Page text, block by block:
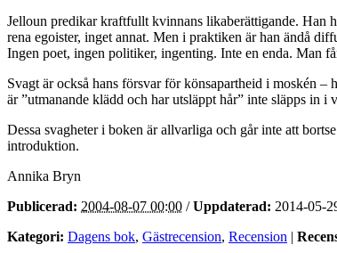
Jelloun predikar kraftfullt kvinnans likaberättigande. Han
rena egoister, inget annat. Men i praktiken är han ändå
Ingen poet, ingen politiker, ingenting. Inte en enda. Man
Svagt är också hans försvar för könsapartheid i moskén
är ”utmanande klädd och har utsläppt hår” inte släpps in
Dessa svagheter i boken är allvarliga och går inte att
introduktion.
Annika Bryn
Publicerad: 2004-08-07 00:00 /Uppdaterad: 2014-05-
Kategori: Dagens bok, Gästrecension, Recension |